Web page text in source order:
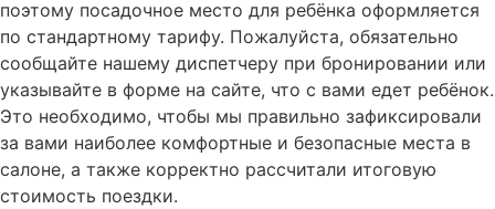
поэтому посадочное место для ребёнка оформляется
по стандартному тарифу. Пожалуйста, обязательно
сообщайте нашему диспетчеру при бронировании или
указывайте в форме на сайте, что с вами едет ребёнок.
Это необходимо, чтобы мы правильно зафиксировали
за вами наиболее комфортные и безопасные места в
салоне, а также корректно рассчитали итоговую
стоимость поездки.